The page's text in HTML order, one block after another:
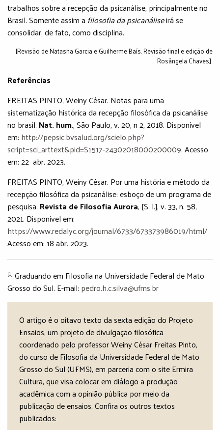
trabalhos sobre a recepção da psicanálise, principalmente no
Brasil. Somente assim a filosofia da psicanáliseirá se
consolidar, de fato, como disciplina.
[Revisão de Natasha Garcia e Guilherme Baís. Revisão final e edição de
Rosângela Chaves]
Referências
FREITAS PINTO, Weiny César. Notas para uma
sistematização histórica da recepção filosófica da psicanálise
no brasil. Nat. hum., São Paulo, v. 20, n 2, 2018. Disponível
em: http://pepsic.bvsalud.org/scielo.php?
script=sci_arttext&pid=S1517-24302018000200009. Acesso
em: 22 abr. 2023.
FREITAS PINTO, Weiny César. Por uma história e método da
recepção filosófica da psicanálise: esboço de um programa de
pesquisa. Revista de Filosofia Aurora, [S. l.], v. 33, n. 58,
2021. Disponível em:
https://www.redalyc.org/journal/6733/673373986019/html/
Acesso em: 18 abr. 2023.
[1] Graduando em Filosofia na Universidade Federal de Mato
Grosso do Sul. E-mail: pedro.h.c.silva@ufms.br
O artigo é o oitavo texto da sexta edição do Projeto
Ensaios, um projeto de divulgação filosófica
coordenado pelo professor Weiny César Freitas Pinto,
do curso de Filosofia da Universidade Federal de Mato
Grosso do Sul (UFMS), em parceria com o site Ermira
Cultura, que visa colocar em diálogo a produção
acadêmica com a opinião pública por meio da
publicação de ensaios. Confira os outros textos
publicados: